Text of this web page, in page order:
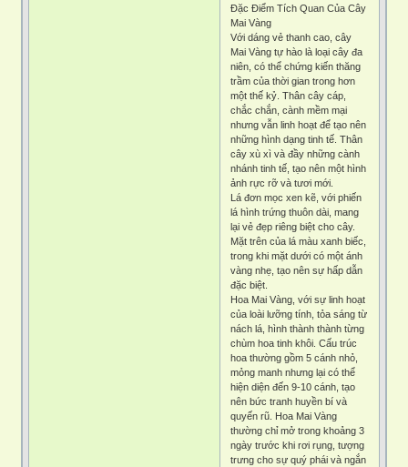
Đặc Điểm Tích Quan Của Cây
Mai Vàng
Với dáng vẻ thanh cao, cây
Mai Vàng tự hào là loại cây đa
niên, có thể chứng kiến thăng
trầm của thời gian trong hơn
một thế kỷ. Thân cây cáp,
chắc chắn, cành mềm mại
nhưng vẫn linh hoạt để tạo nên
những hình dạng tinh tế. Thân
cây xù xì và đầy những cành
nhánh tinh tế, tạo nên một hình
ảnh rực rỡ và tươi mới.
Lá đơn mọc xen kẽ, với phiến
lá hình trứng thuôn dài, mang
lại vẻ đẹp riêng biệt cho cây.
Mặt trên của lá màu xanh biếc,
trong khi mặt dưới có một ánh
vàng nhẹ, tạo nên sự hấp dẫn
đặc biệt.
Hoa Mai Vàng, với sự linh hoạt
của loài lưỡng tính, tỏa sáng từ
nách lá, hình thành thành từng
chùm hoa tinh khôi. Cấu trúc
hoa thường gồm 5 cánh nhỏ,
mỏng manh nhưng lại có thể
hiện diện đến 9-10 cánh, tạo
nên bức tranh huyền bí và
quyến rũ. Hoa Mai Vàng
thường chỉ mở trong khoảng 3
ngày trước khi rơi rụng, tượng
trưng cho sự quý phái và ngắn